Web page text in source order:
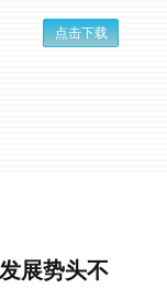
点击下载
展势头不